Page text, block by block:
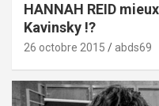
HANNAH REID
Kavinsky !?
26 octobre 2015 abds69